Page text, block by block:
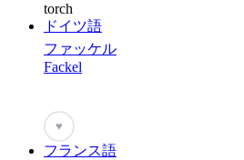
torch
ドイツ語
ファッケル
Fackel
♥
フランス語